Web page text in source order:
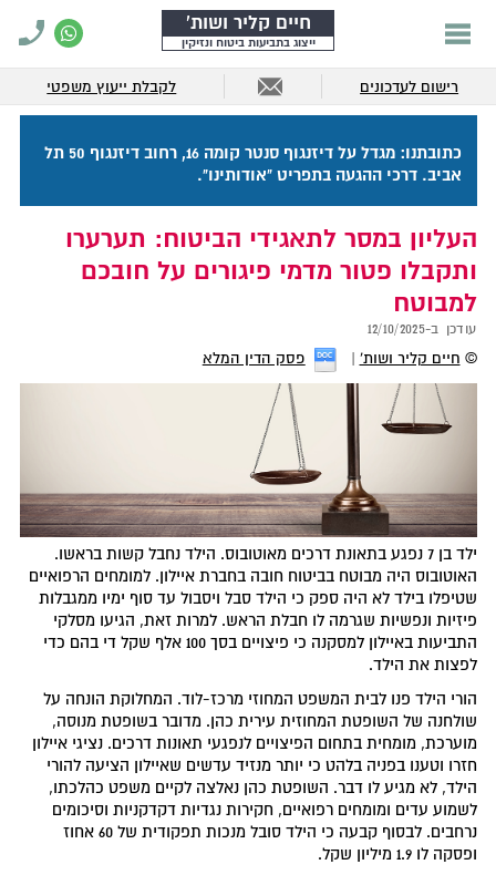
חיים קליר ושות'
ייצוג בתביעות ביטוח ונזיקין
רישום לעדכונים לקבלת ייעוץ משפטי
כתובתנו: מגדל על דיזנגוף סנטר קומה 16, רחוב דיזנגוף 50 תל
אביב. דרכי ההגעה בתפריט "אודותינו".
העליון במסר לתאגידי הביטוח: תערערו
ותקבלו פטור מדמי פיגורים על חובכם
למבוטח
עודכן ב-12/10/2025
© חיים קליר ושות' פסק הדין המלא
ילד בן 7 נפגע בתאונת דרכים מאוטובוס. הילד נחבל קשות בראשו.
האוטובוס היה מבוטח בביטוח חובה בחברת איילון. למומחים הרפואיים
שטיפלו בילד לא היה ספק כי הילד סבל ויסבול עד סוף ימיו ממגבלות
פיזיות ונפשיות שגרמה לו חבלת הראש. למרות זאת, הגיעו מסלקי
התביעות באיילון למסקנה כי פיצויים בסך 100 אלף שקל די בהם כדי
לפצות את הילד.
הורי הילד פנו לבית המשפט המחוזי מרכז-לוד. המחלוקת הונחה על
שולחנה של השופטת המחוזית עירית כהן. מדובר בשופטת מנוסה,
מוערכת, מומחית בתחום הפיצויים לנפגעי תאונות דרכים. נציגי איילון
חזרו וטענו בפניה בלהט כי יותר מנזיד עדשים שאיילון הציעה להורי
הילד, לא מגיע לו דבר. השופטת כהן נאלצה לקיים משפט כהלכתו,
לשמוע עדים ומומחים רפואיים, חקירות נגדיות דקדקניות וסיכומים
נרחבים. לבסוף קבעה כי הילד סובל מנכות תפקודית של 60 אחוז
ופסקה לו 1.9 מיליון שקל.